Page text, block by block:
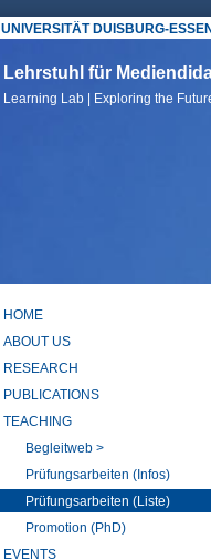
UNIVERSITÄT DUISBURG-ESSEN
Hauptmenü
Lehrstuhl für
Learning Lab | Exploring the
HOME
ABOUT US
RESEARCH
PUBLICATIONS
TEACHING
Begleitweb >
Prüfungsarbeiten (Infos)
Prüfungsarbeiten (Liste)
Promotion (PhD)
EVENTS